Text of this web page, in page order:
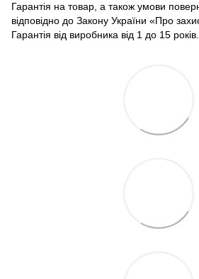
Гарантія на товар, а також умови
відповідно до Закону України «Про
Гарантія від виробника від 1 до 15 років.